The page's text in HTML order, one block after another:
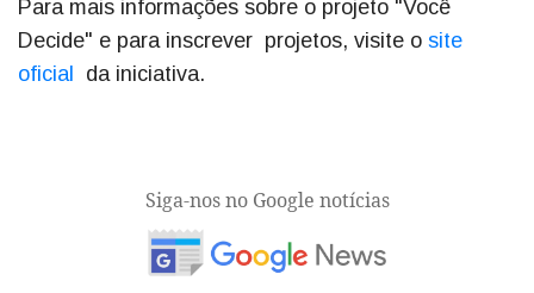
Para mais informações sobre o projeto "Você
Decide" e para inscrever projetos, visite o site
oficial da iniciativa.
Siga-nos no Google notícias